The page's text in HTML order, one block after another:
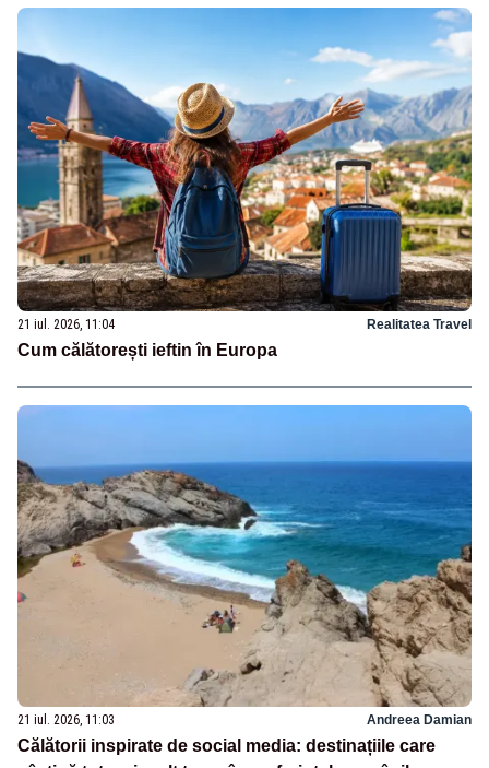
21 iul. 2026, 11:04 Realitatea Travel
Cum călătorești ieftin în Europa
21 iul. 2026, 11:03 Andreea Damian
Călătorii inspirate de social media: destinațiile care